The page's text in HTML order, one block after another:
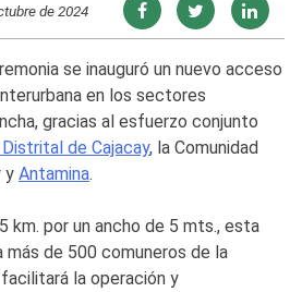
de 2024
se inauguró un nuevo acceso
en los sectores
gracias al esfuerzo conjunto
de Cajacay, la Comunidad
y Antamina.
km. por un ancho de 5 mts., esta
de 500 comuneros de la
la operación y